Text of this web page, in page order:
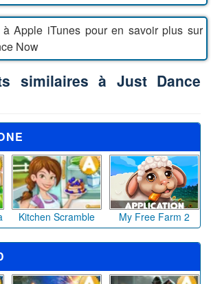
à Apple iTunes pour en savoir plus sur
Now
similaires à Just Dance
Kitchen Scramble My Free Farm 2